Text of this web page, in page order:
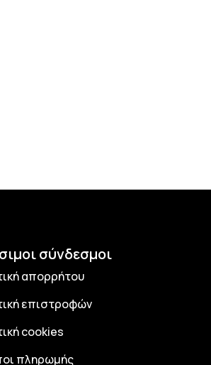
σύνδεσμοι
απορρήτου
επιστροφών
cookies
πληρωμής